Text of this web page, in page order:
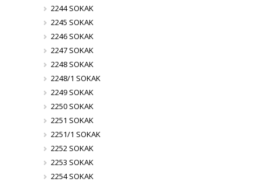
2244 SOKAK
2245 SOKAK
2246 SOKAK
2247 SOKAK
2248 SOKAK
2248/1 SOKAK
2249 SOKAK
2250 SOKAK
2251 SOKAK
2251/1 SOKAK
2252 SOKAK
2253 SOKAK
2254 SOKAK